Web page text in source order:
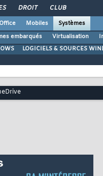
DROIT CLUB
Office Mobiles
Systèmes
embarqués Virtualisation
LOGICIELS & SOURCES